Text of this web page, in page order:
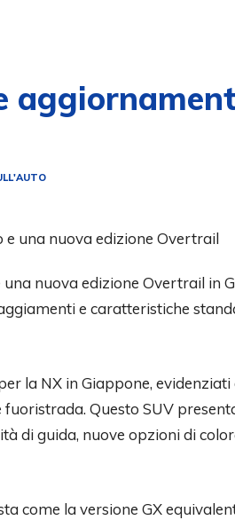
nuova edizione Overtrail in
e caratteristiche
la NX in Giappone, evidenziati
Questo SUV
di guida, nuove opzioni di
come la versione GX